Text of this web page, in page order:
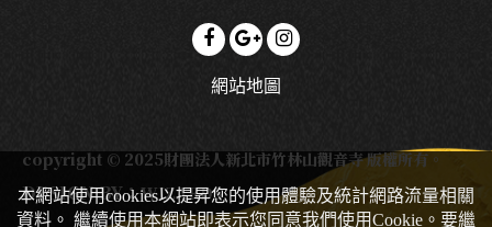
網站地圖
copyright © 2025財團法人新北市竹林山觀音寺 版權所有。
DESIGN BY：WIZARDS
本網站使用cookies以提昇您的使用體驗及統計網路流量相關
資料。 繼續使用本網站即表示您同意我們使用Cookie。要繼